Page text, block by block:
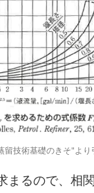
留技術基礎のきそ"より
まるので、相